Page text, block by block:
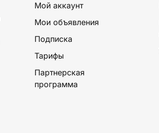
Мой аккаунт
Мои объявления
Подписка
Тарифы
Партнерская
программа